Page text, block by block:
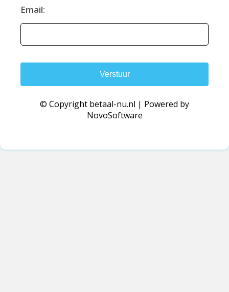
Email:
Verstuur
© Copyright betaal-nu.nl | Powered by
NovoSoftware